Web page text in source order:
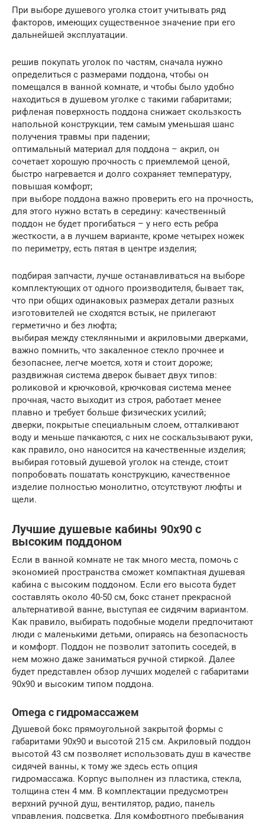
При выборе душевого уголка стоит учитывать ряд
факторов, имеющих существенное значение при его
дальнейшей эксплуатации.
решив покупать уголок по частям, сначала нужно
определиться с размерами поддона, чтобы он
помещался в ванной комнате, и чтобы было удобно
находиться в душевом уголке с такими габаритами;
рифленая поверхность поддона снижает скользкость
напольной конструкции, тем самым уменьшая шанс
получения травмы при падении;
оптимальный материал для поддона – акрил, он
сочетает хорошую прочность с приемлемой ценой,
быстро нагревается и долго сохраняет температуру,
повышая комфорт;
при выборе поддона важно проверить его на прочность,
для этого нужно встать в середину: качественный
поддон не будет прогибаться – у него есть ребра
жесткости, а в лучшем варианте, кроме четырех ножек
по периметру, есть пятая в центре изделия;
подбирая запчасти, лучше останавливаться на выборе
комплектующих от одного производителя, бывает так,
что при общих одинаковых размерах детали разных
изготовителей не сходятся встык, не прилегают
герметично и без люфта;
выбирая между стеклянными и акриловыми дверками,
важно помнить, что закаленное стекло прочнее и
безопаснее, легче моется, хотя и стоит дороже;
раздвижная система дверок бывает двух типов:
роликовой и крючковой, крючковая система менее
прочная, часто выходит из строя, работает менее
плавно и требует больше физических усилий;
дверки, покрытые специальным слоем, отталкивают
воду и меньше пачкаются, с них не соскальзывают руки,
как правило, оно наносится на качественные изделия;
выбирая готовый душевой уголок на стенде, стоит
попробовать пошатать конструкцию, качественное
изделие полностью монолитно, отсутствуют люфты и
щели.
Лучшие душевые кабины 90х90 с
высоким поддоном
Если в ванной комнате не так много места, помочь с
экономией пространства сможет компактная душевая
кабина с высоким поддоном. Если его высота будет
составлять около 40-50 см, бокс станет прекрасной
альтернативой ванне, выступая ее сидячим вариантом.
Как правило, выбирать подобные модели предпочитают
люди с маленькими детьми, опираясь на безопасность
и комфорт. Поддон не позволит затопить соседей, в
нем можно даже заниматься ручной стиркой. Далее
будет представлен обзор лучших моделей с габаритами
90х90 и высоким типом поддона.
Omega с гидромассажем
Душевой бокс прямоугольной закрытой формы с
габаритами 90х90 и высотой 215 см. Акриловый поддон
высотой 43 см позволяет использовать душ в качестве
сидячей ванны, к тому же здесь есть опция
гидромассажа. Корпус выполнен из пластика, стекла,
толщина стен 4 мм. В комплектации предусмотрен
верхний ручной душ, вентилятор, радио, панель
управления, подсветка. Для комфортного пребывания